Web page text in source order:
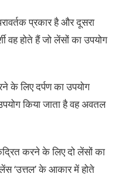
प्रकार है और दूसरा
वह होते हैं जो लेंसों का उपयोग
के लिए दर्पण का उपयोग
किया जाता है वह अवतल
करने के लिए दो लेंसों का
‘उत्तल’ के आकार में होते